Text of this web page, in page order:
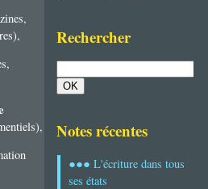
Rechercher
Notes récentes
●●● L'écriture dans tous
ses états